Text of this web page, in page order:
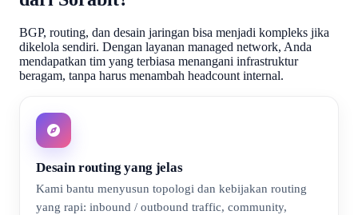
BGP, routing, dan desain jaringan bisa menjadi kompleks jika
dikelola sendiri. Dengan layanan managed network, Anda
mendapatkan tim yang terbiasa menangani infrastruktur
beragam, tanpa harus menambah headcount internal.
Desain routing yang jelas
Kami bantu menyusun topologi dan kebijakan routing
yang rapi: inbound / outbound traffic, community,